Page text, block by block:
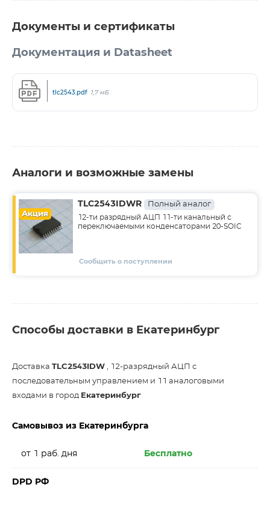
Документы и сертификаты
Документация и Datasheet
tlc2543.pdf 1,7 мБ
Аналоги и возможные замены
Акция
TLC2543IDWR Полный аналог
12-ти разрядный АЦП 11-ти канальный с
переключаемыми конденсаторами 20-SOIC
Сообщить о поступлении
Способы доставки в Екатеринбург
Доставка TLC2543IDW , 12-разрядный АЦП с
последовательным управлением и 11 аналоговыми
входами в город Екатеринбург
Самовывоз из Екатеринбурга
от 1 раб. дня Бесплатно
DPD РФ